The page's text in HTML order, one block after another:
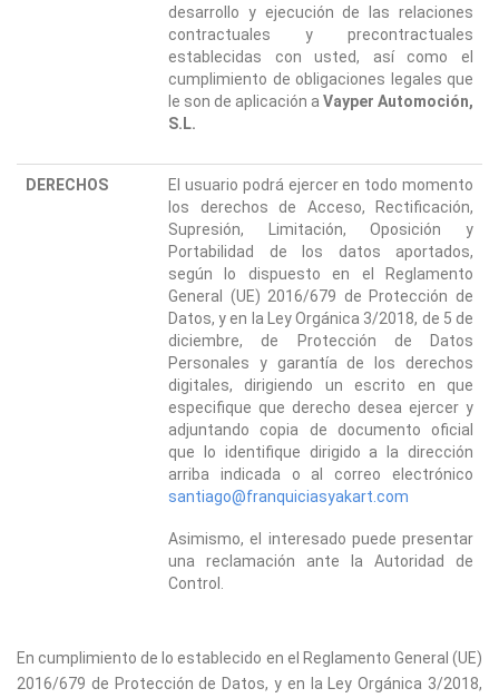
desarrollo y ejecución de las relaciones
contractuales y precontractuales
establecidas con usted, así como el
cumplimiento de obligaciones legales que
le son de aplicación a Vayper Automoción,
S.L.
DERECHOS
El usuario podrá ejercer en todo momento
los derechos de Acceso, Rectificación,
Supresión, Limitación, Oposición y
Portabilidad de los datos aportados,
según lo dispuesto en el Reglamento
General (UE) 2016/679 de Protección de
Datos, y en la Ley Orgánica 3/2018, de 5 de
diciembre, de Protección de Datos
Personales y garantía de los derechos
digitales, dirigiendo un escrito en que
especifique que derecho desea ejercer y
adjuntando copia de documento oficial
que lo identifique dirigido a la dirección
arriba indicada o al correo electrónico
santiago@franquiciasyakart.com
Asimismo, el interesado puede presentar
una reclamación ante la Autoridad de
Control.
En cumplimiento de lo establecido en el Reglamento General (UE)
2016/679 de Protección de Datos, y en la Ley Orgánica 3/2018,